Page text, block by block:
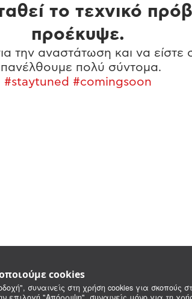
cookies
συναινείς στη χρήση cookies για σκοπούς
το τεχνικό
προέκυψε.
την αναστάτωση και να είστε
πολύ σύντομα.
#staytuned #comingsoon